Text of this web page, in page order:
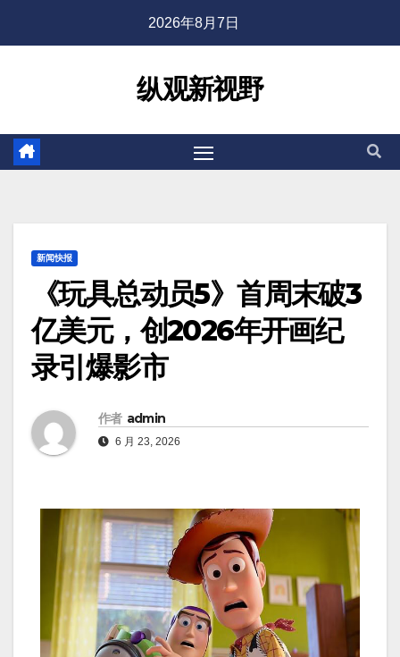
2026年8月7日
纵观新视野
新闻快报
《玩具总动员5》首周末破3
亿美元，创2026年开画纪
录引爆影市
作者 admin
6 月 23, 2026